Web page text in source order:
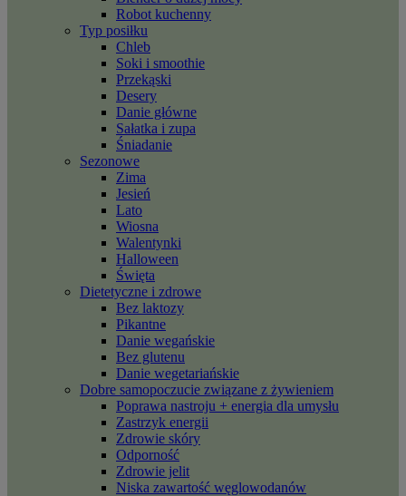
Robot kuchenny
Typ posiłku
Chleb
Soki i smoothie
Przekąski
Desery
Danie główne
Sałatka i zupa
Śniadanie
Sezonowe
Zima
Jesień
Lato
Wiosna
Walentynki
Halloween
Święta
Dietetyczne i zdrowe
Bez laktozy
Pikantne
Danie wegańskie
Bez glutenu
Danie wegetariańskie
Dobre samopoczucie związane z żywieniem
Poprawa nastroju + energia dla umysłu
Zastrzyk energii
Zdrowie skóry
Odporność
Zdrowie jelit
Niska zawartość węglowodanów